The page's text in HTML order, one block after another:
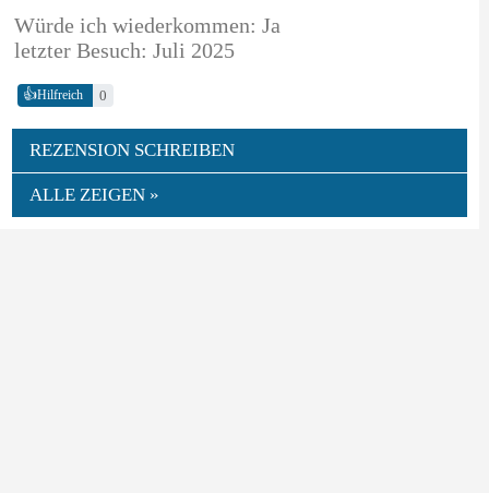
Würde ich wiederkommen: Ja
letzter Besuch: Juli 2025
👍Hilfreich 0
REZENSION SCHREIBEN
ALLE ZEIGEN »